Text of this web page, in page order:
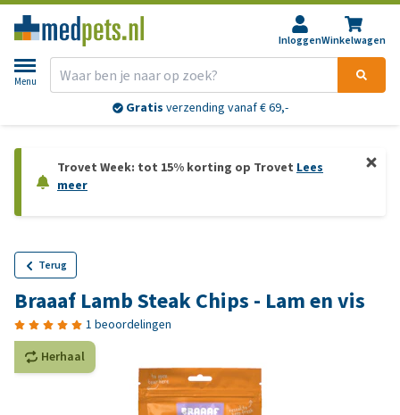
InloggenWinkelwagen
Menu
Gratis verzending vanaf € 69,-
Trovet Week: tot 15% korting op Trovet Lees
meer
Terug
Braaaf Lamb Steak Chips - Lam en vis
1 beoordelingen
Herhaal